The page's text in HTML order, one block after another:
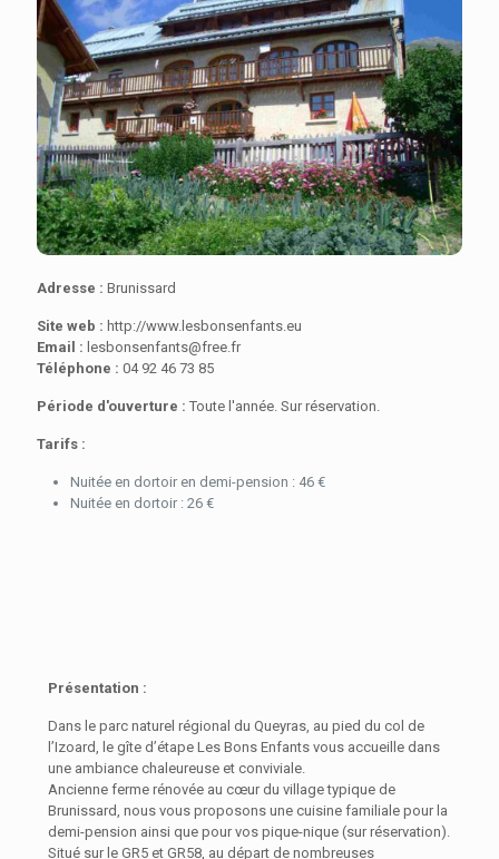
Adresse : Brunissard
Site web : http://www.lesbonsenfants.eu
Email : lesbonsenfants@free.fr
Téléphone : 04 92 46 73 85
Période d'ouverture : Toute l'année. Sur réservation.
Tarifs :
Nuitée en dortoir en demi-pension : 46 €
Nuitée en dortoir : 26 €
Présentation :
Dans le parc naturel régional du Queyras, au pied du col de
l’Izoard, le gîte d’étape Les Bons Enfants vous accueille dans
une ambiance chaleureuse et conviviale.
Ancienne ferme rénovée au cœur du village typique de
Brunissard, nous vous proposons une cuisine familiale pour la
demi-pension ainsi que pour vos pique-nique (sur réservation).
Situé sur le GR5 et GR58, au départ de nombreuses